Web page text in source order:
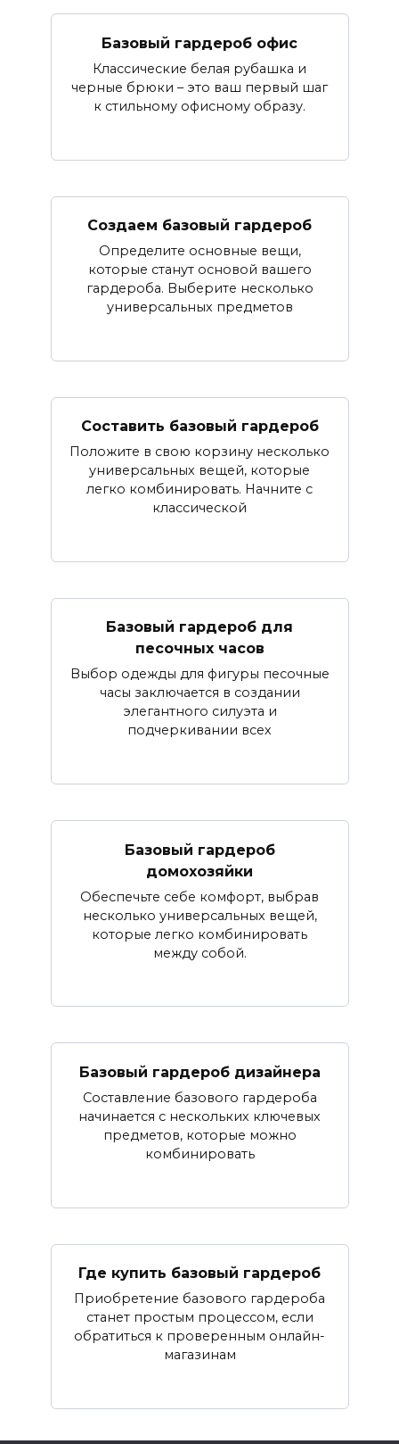
Базовый гардероб офис
Классические белая рубашка и
черные брюки – это ваш первый шаг
к стильному офисному образу.
Создаем базовый гардероб
Определите основные вещи,
которые станут основой вашего
гардероба. Выберите несколько
универсальных предметов
Составить базовый гардероб
Положите в свою корзину несколько
универсальных вещей, которые
легко комбинировать. Начните с
классической
Базовый гардероб для
песочных часов
Выбор одежды для фигуры песочные
часы заключается в создании
элегантного силуэта и
подчеркивании всех
Базовый гардероб
домохозяйки
Обеспечьте себе комфорт, выбрав
несколько универсальных вещей,
которые легко комбинировать
между собой.
Базовый гардероб дизайнера
Составление базового гардероба
начинается с нескольких ключевых
предметов, которые можно
комбинировать
Где купить базовый гардероб
Приобретение базового гардероба
станет простым процессом, если
обратиться к проверенным онлайн-
магазинам